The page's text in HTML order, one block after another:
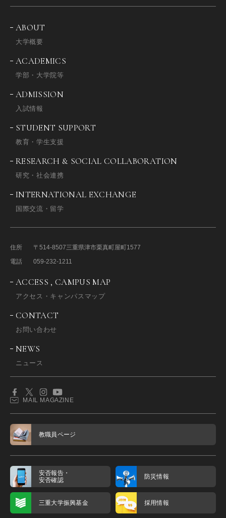
ABOUT
大学概要
ACADEMICS
学部・大学院等
ADMISSION
入試情報
STUDENT SUPPORT
教育・学生支援
RESEARCH & SOCIAL COLLABORATION
研究・社会連携
INTERNATIONAL EXCHANGE
国際交流・留学
住所 〒514-8507三重県津市栗真町屋町1577
電話
059-232-1211
ACCESS , CAMPUS MAP
アクセス・キャンパスマップ
CONTACT
お問い合わせ
NEWS
ニュース
MAIL MAGAZINE
教職員ページ
安否報告・
安否確認
防災情報
三重大学振興基金 採用情報